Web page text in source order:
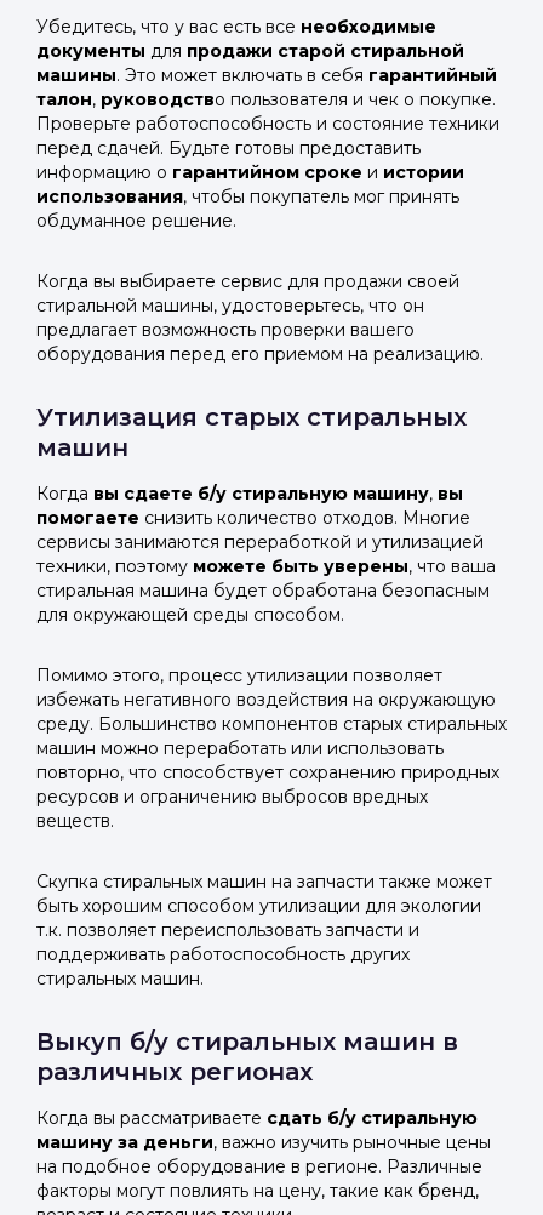
Убедитесь, что у вас есть все необходимые
документы для продажи старой стиральной
машины. Это может включать в себя гарантийный
талон, руководство пользователя и чек о покупке.
Проверьте работоспособность и состояние техники
перед сдачей. Будьте готовы предоставить
информацию о гарантийном сроке и истории
использования, чтобы покупатель мог принять
обдуманное решение.
Когда вы выбираете сервис для продажи своей
стиральной машины, удостоверьтесь, что он
предлагает возможность проверки вашего
оборудования перед его приемом на реализацию.
Утилизация старых стиральных
машин
Когда вы сдаете б/у стиральную машину, вы
помогаете снизить количество отходов. Многие
сервисы занимаются переработкой и утилизацией
техники, поэтому можете быть уверены, что ваша
стиральная машина будет обработана безопасным
для окружающей среды способом.
Помимо этого, процесс утилизации позволяет
избежать негативного воздействия на окружающую
среду. Большинство компонентов старых стиральных
машин можно переработать или использовать
повторно, что способствует сохранению природных
ресурсов и ограничению выбросов вредных
веществ.
Скупка стиральных машин на запчасти также может
быть хорошим способом утилизации для экологии
т.к. позволяет переиспользовать запчасти и
поддерживать работоспособность других
стиральных машин.
Выкуп б/у стиральных машин в
различных регионах
Когда вы рассматриваете сдать б/у стиральную
машину за деньги, важно изучить рыночные цены
на подобное оборудование в регионе. Различные
факторы могут повлиять на цену, такие как бренд,